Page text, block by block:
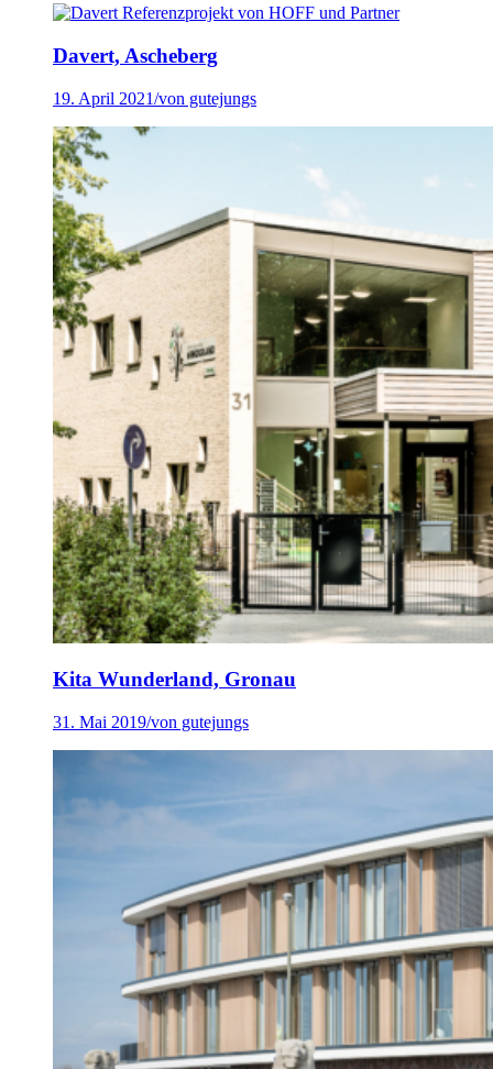
Davert, Ascheberg
19. April 2021/von gutejungs
Kita Wunderland, Gronau
31. Mai 2019/von gutejungs